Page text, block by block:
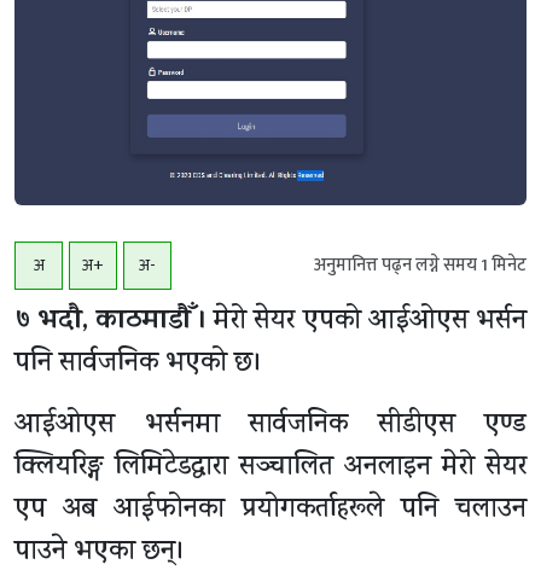
अ अ+ अ- अनुमानित्त पढ्न लग्ने समय1मिनेट
७ भदाै, काठमाडाैँ । मेरो सेयर एपको आईओएस भर्सन
पनि सार्वजनिक भएको छ।
आईओएस भर्सनमा सार्वजनिक सीडीएस एण्ड
क्लियरिङ्ग लिमिटेडद्वारा सञ्चालित अनलाइन मेरो सेयर
एप अब आईफोनका प्रयोगकर्ताहरूले पनि चलाउन
पाउने भएका छन्।